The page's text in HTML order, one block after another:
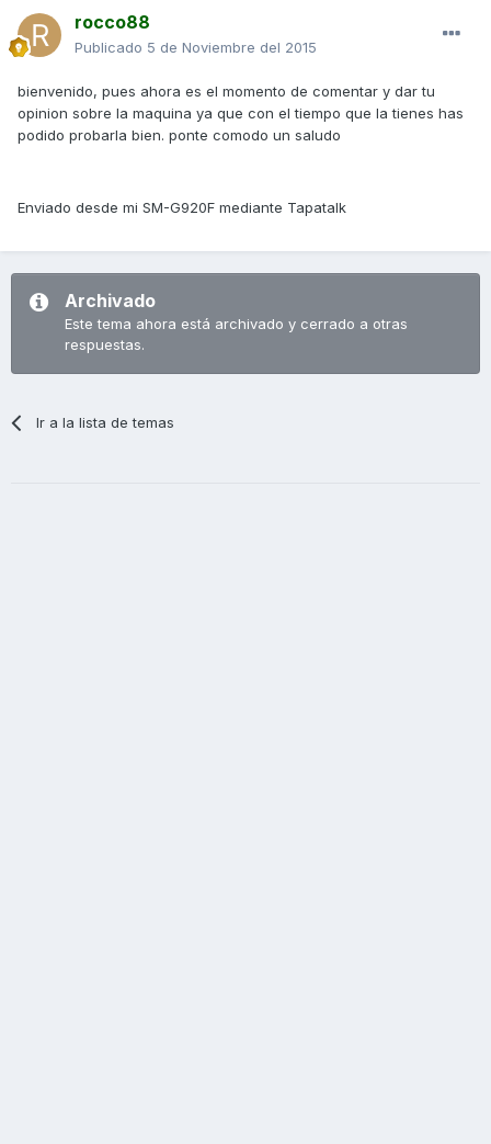
rocco88
Publicado 5 de Noviembre del 2015
bienvenido, pues ahora es el momento de comentar y dar tu
opinion sobre la maquina ya que con el tiempo que la tienes has
podido probarla bien. ponte comodo un saludo
Enviado desde mi SM-G920F mediante Tapatalk
Archivado
Este tema ahora está archivado y cerrado a otras
respuestas.
Ir a la lista de temas